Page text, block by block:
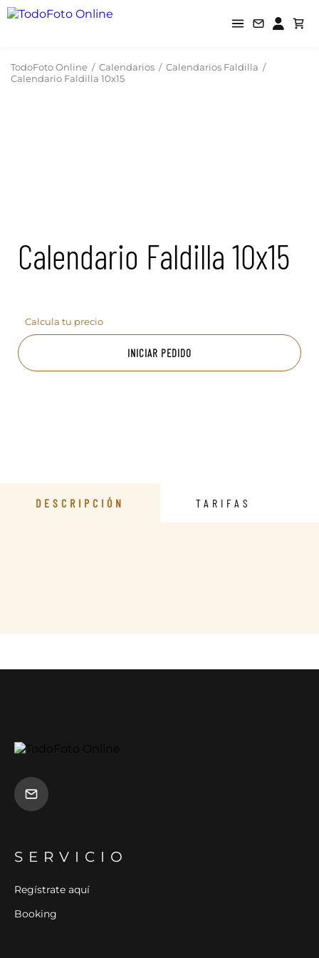
TodoFoto Online / Calendarios / Calendarios Faldilla /
Calendario Faldilla 10x15
Calendario Faldilla 10x15
Calcula tu precio
INICIAR PEDIDO
DESCRIPCIÓN TARIFAS
SERVICIO
Regístrate aquí
Booking